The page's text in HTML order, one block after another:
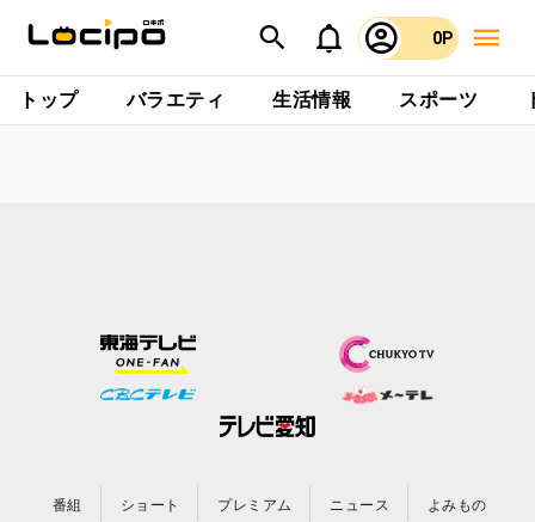
0P
トップ バラエティ 生活情報 スポーツ
番組 ショート プレミアム ニュース よみもの